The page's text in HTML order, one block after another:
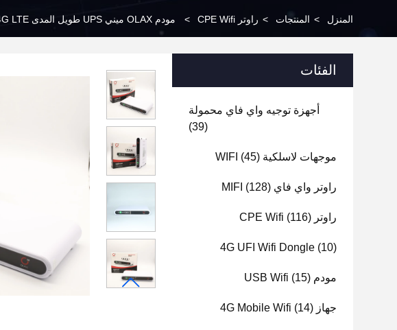
المنزل > المنتجات > راوتر CPE Wifi > مودم OLAX ميني UPS طويل المدى 4G LTE لاسلكي واي فاي 4G راوتر CPE مع فتحة بطاقة SIM
الفئات
أجهزة توجيه واي فاي محمولة
(39)
موجهات لاسلكية WIFI (45)
راوتر واي فاي MIFI (128)
راوتر CPE Wifi (116)
4G UFI Wifi Dongle (10)
مودم USB Wifi (15)
جهاز 4G Mobile Wifi (14)